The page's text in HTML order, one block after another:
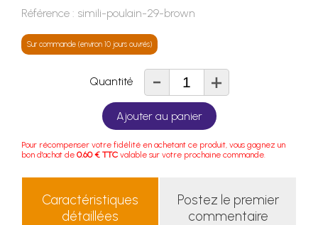
Référence : simili-poulain-29-brown
Sur commande (environ 10 jours ouvrés)
Quantité - +
Ajouter au panier
Pour récompenser votre fidélité en achetant ce produit, vous gagnez un
bon d'achat de 0.60 € TTC valable sur votre prochaine commande.
Caractéristiques
détaillées
Postez le premier
commentaire